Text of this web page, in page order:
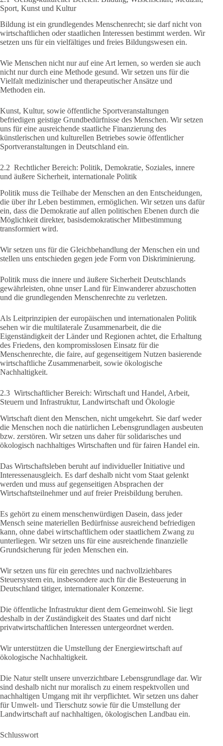
Sport, Kunst und Kultur
Bildung ist ein grundlegendes Menschenrecht; sie darf nicht von
wirtschaftlichen oder staatlichen Interessen bestimmt werden. Wir
setzen uns für ein vielfältiges und freies Bildungswesen ein.
Wie Menschen nicht nur auf eine Art lernen, so werden sie auch
nicht nur durch eine Methode gesund. Wir setzen uns für die
Vielfalt medizinischer und therapeutischer Ansätze und
Methoden ein.
Kunst, Kultur, sowie öffentliche Sportveranstaltungen
befriedigen geistige Grundbedürfnisse des Menschen. Wir setzen
uns für eine ausreichende staatliche Finanzierung des
künstlerischen und kulturellen Betriebes sowie öffentlicher
Sportveranstaltungen in Deutschland ein.
2.2 Rechtlicher Bereich: Politik, Demokratie, Soziales, innere
und äußere Sicherheit, internationale Politik
Politik muss die Teilhabe der Menschen an den Entscheidungen,
die über ihr Leben bestimmen, ermöglichen. Wir setzen uns dafür
ein, dass die Demokratie auf allen politischen Ebenen durch die
Möglichkeit direkter, basisdemokratischer Mitbestimmung
transformiert wird.
Wir setzen uns für die Gleichbehandlung der Menschen ein und
stellen uns entschieden gegen jede Form von Diskriminierung.
Politik muss die innere und äußere Sicherheit Deutschlands
gewährleisten, ohne unser Land für Einwanderer abzuschotten
und die grundlegenden Menschenrechte zu verletzen.
Als Leitprinzipien der europäischen und internationalen Politik
sehen wir die multilaterale Zusammenarbeit, die die
Eigenständigkeit der Länder und Regionen achtet, die Erhaltung
des Friedens, den kompromisslosen Einsatz für die
Menschenrechte, die faire, auf gegenseitigem Nutzen basierende
wirtschaftliche Zusammenarbeit, sowie ökologische
Nachhaltigkeit.
2.3 Wirtschaftlicher Bereich: Wirtschaft und Handel, Arbeit,
Steuern und Infrastruktur, Landwirtschaft und Ökologie
Wirtschaft dient den Menschen, nicht umgekehrt. Sie darf weder
die Menschen noch die natürlichen Lebensgrundlagen ausbeuten
bzw. zerstören. Wir setzen uns daher für solidarisches und
ökologisch nachhaltiges Wirtschaften und für fairen Handel ein.
Das Wirtschaftsleben beruht auf individueller Initiative und
Interessenausgleich. Es darf deshalb nicht vom Staat gelenkt
werden und muss auf gegenseitigen Absprachen der
Wirtschaftsteilnehmer und auf freier Preisbildung beruhen.
Es gehört zu einem menschenwürdigen Dasein, dass jeder
Mensch seine materiellen Bedürfnisse ausreichend befriedigen
kann, ohne dabei wirtschaftlichem oder staatlichem Zwang zu
unterliegen. Wir setzen uns für eine ausreichende finanzielle
Grundsicherung für jeden Menschen ein.
Wir setzen uns für ein gerechtes und nachvollziehbares
Steuersystem ein, insbesondere auch für die Besteuerung in
Deutschland tätiger, internationaler Konzerne.
Die öffentliche Infrastruktur dient dem Gemeinwohl. Sie liegt
deshalb in der Zuständigkeit des Staates und darf nicht
privatwirtschaftlichen Interessen untergeordnet werden.
Wir unterstützen die Umstellung der Energiewirtschaft auf
ökologische Nachhaltigkeit.
Die Natur stellt unsere unverzichtbare Lebensgrundlage dar. Wir
sind deshalb nicht nur moralisch zu einem respektvollen und
nachhaltigen Umgang mit ihr verpflichtet. Wir setzen uns daher
für Umwelt- und Tierschutz sowie für die Umstellung der
Landwirtschaft auf nachhaltigen, ökologischen Landbau ein.
Schlusswort